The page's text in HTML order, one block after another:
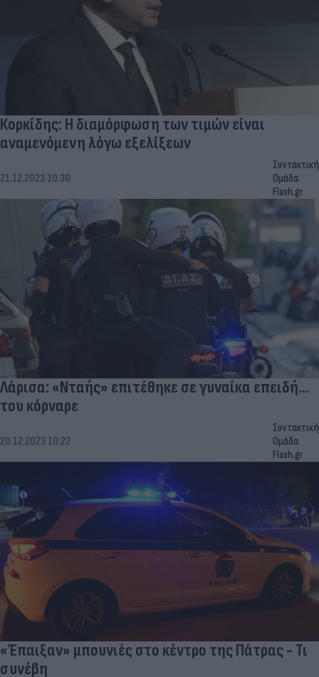
Κορκίδης: Η διαμόρφωση των τιμών είναι
αναμενόμενη λόγω εξελίξεων
21.12.2023 10:30
Συντακτική
Ομάδα
Flash.gr
Λάρισα: «Νταής» επιτέθηκε σε γυναίκα επειδή...
του κόρναρε
20.12.2023 10:22
Συντακτική
Ομάδα
Flash.gr
«Έπαιξαν» μπουνιές στο κέντρο της Πάτρας - Τι
συνέβη